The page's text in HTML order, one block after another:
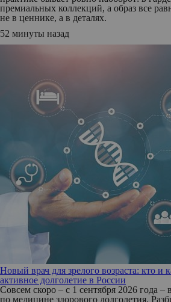
премиальных коллекций, а образ все
не в ценнике, а в деталях.
52 минуты назад
Новый врач для зрелого возраста: кто и
активное долголетие в России
Совсем скоро – с 1 сентября 2026 года –
по медицине здорового долголетия.